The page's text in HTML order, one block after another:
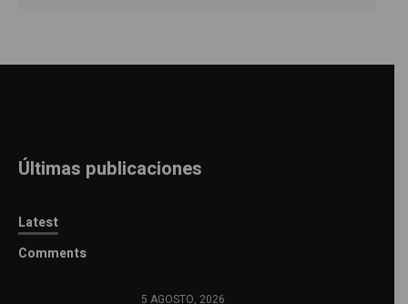
Últimas publicaciones
Latest
Comments
5 AGOSTO, 2026